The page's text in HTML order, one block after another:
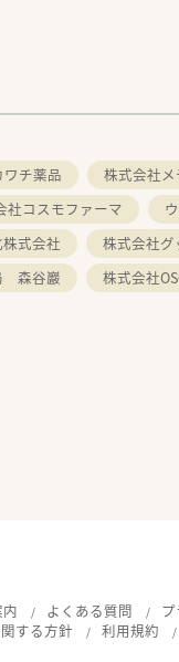
チ薬品 株式会社メ
社コスモファーマ
式会社 株式会社グ
森谷巖 株式会社
よくある質問
する方針 利用規約